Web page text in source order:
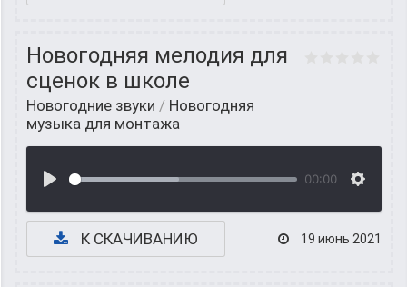
Новогодняя мелодия для
сценок в школе
Новогодние звуки / Новогодняя
музыка для монтажа
00:00
К СКАЧИВАНИЮ 19 июнь 2021